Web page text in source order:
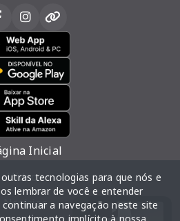
Inicial
Vídeos
Notícias
tecnologias para que nós e
lembrar de você e entender
a navegação neste site